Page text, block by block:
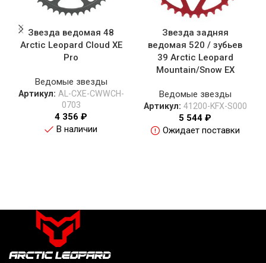
Звезда ведомая 48
Arctic Leopard Cloud XE
Pro
Ведомые звезды
Артикул: AL-CXE-CWWCH-
0703
4 356 ₽
В наличии
Звезда задняя
ведомая 520 / зубьев
39 Arctic Leopard
Mountain/Snow EX
Ведомые звезды
Артикул: 41200-KFX-S000
5 544 ₽
Ожидает поставки